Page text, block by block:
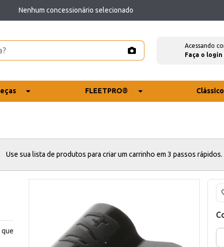
Nenhum concessionário selecionado
Acessando
Faça o login
FLEETPRO®
Use sua lista de produtos para criar um carrinho em 3 passos rápidos.